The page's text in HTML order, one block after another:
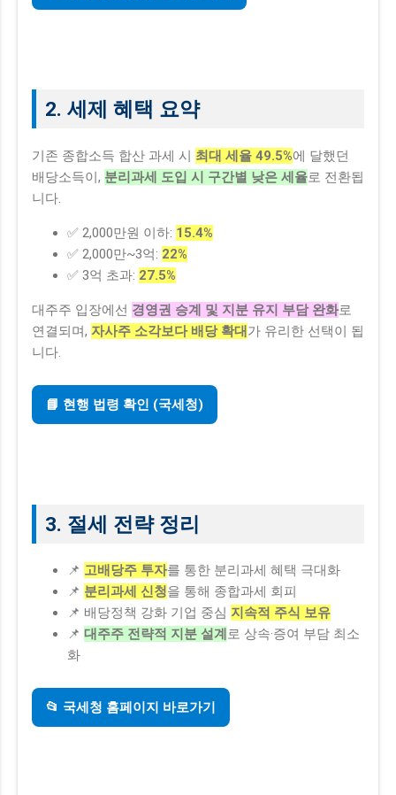
2. 세제 혜택 요약
기존 종합소득 합산 과세 시 최대 세율 49.5%에 달했던
배당소득이, 분리과세 도입 시 구간별 낮은 세율로 전환됩
니다.
✅ 2,000만원 이하: 15.4%
✅ 2,000만~3억: 22%
✅ 3억 초과: 27.5%
대주주 입장에선 경영권 승계 및 지분 유지 부담 완화로
연결되며, 자사주 소각보다 배당 확대 가 유리한 선택이 됩
니다.
📘 현행 법령 확인 (국세청)
3. 절세 전략 정리
📌 고배당주 투자를 통한 분리과세 혜택 극대화
📌 분리과세 신청을 통해 종합과세 회피
📌 배당정책 강화 기업 중심 지속적 주식 보유
📌 대주주 전략적 지분 설계 로 상속·증여 부담 최소
화
📂 국세청 홈페이지 바로가기